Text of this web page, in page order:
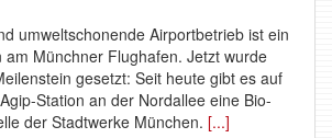
umweltschonende Airportbetrieb ist ein
am Münchner Flughafen. Jetzt wurde
gesetzt: Seit heute gibt es auf
Station an der Nordallee eine Bio-
der Stadtwerke München. [...]